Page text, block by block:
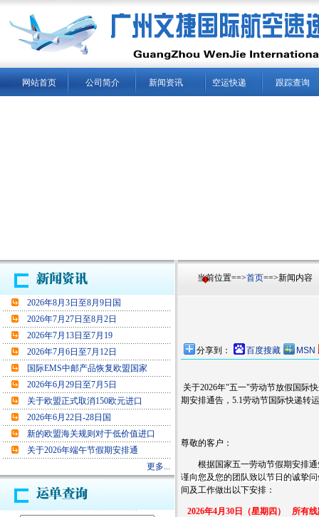
网站首页 公司简介 新闻资讯 空运快递 跟踪查询
2026年8月3日至8月9日国
2026年7月27日至8月2日
2026年7月13日至7月19
2026年7月6日至7月12日
国际EMS中邮产品恢复欧盟国家
2026年6月29日至7月5日
关于欧盟正式取消150欧元进口
2026年6月22日-28日国
新的欧盟海关规则对于低价值进口
关于2026年端午节假期安排通
更多...
当前位置==>首页==>新闻内容
分享到： 百度搜藏 MSN
关于2026年"五一"劳动节放假国际
期安排通告，5.1劳动节国际快递转
尊敬的客户：
根据国家五一劳动节假期安排通
谨向您及您的团队致以节日的诚挚
间及工作做出以下安排：
2026年4月30日（星期四） 所有